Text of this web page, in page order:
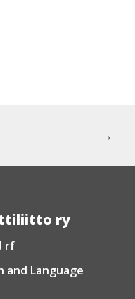
→
ry
rf
and Language